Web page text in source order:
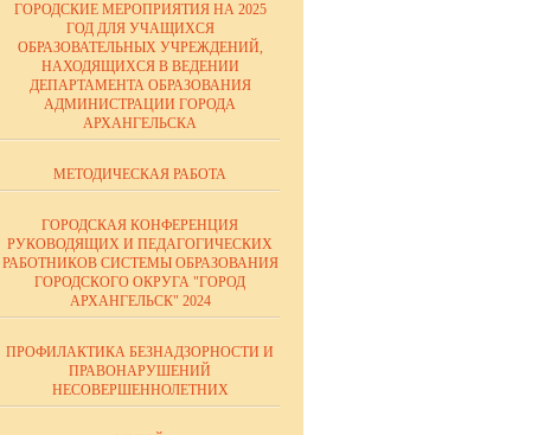
ГОРОДСКИЕ МЕРОПРИЯТИЯ НА 2025
ГОД ДЛЯ УЧАЩИХСЯ
ОБРАЗОВАТЕЛЬНЫХ УЧРЕЖДЕНИЙ,
НАХОДЯЩИХСЯ В ВЕДЕНИИ
ДЕПАРТАМЕНТА ОБРАЗОВАНИЯ
АДМИНИСТРАЦИИ ГОРОДА
АРХАНГЕЛЬСКА
МЕТОДИЧЕСКАЯ РАБОТА
ГОРОДСКАЯ КОНФЕРЕНЦИЯ
РУКОВОДЯЩИХ И ПЕДАГОГИЧЕСКИХ
РАБОТНИКОВ СИСТЕМЫ ОБРАЗОВАНИЯ
ГОРОДСКОГО ОКРУГА "ГОРОД
АРХАНГЕЛЬСК" 2024
ПРОФИЛАКТИКА БЕЗНАДЗОРНОСТИ И
ПРАВОНАРУШЕНИЙ
НЕСОВЕРШЕННОЛЕТНИХ